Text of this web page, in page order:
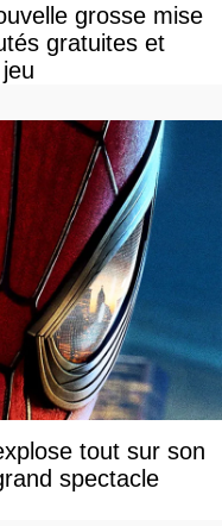
grosse mise
gratuites et
tout sur son
spectacle